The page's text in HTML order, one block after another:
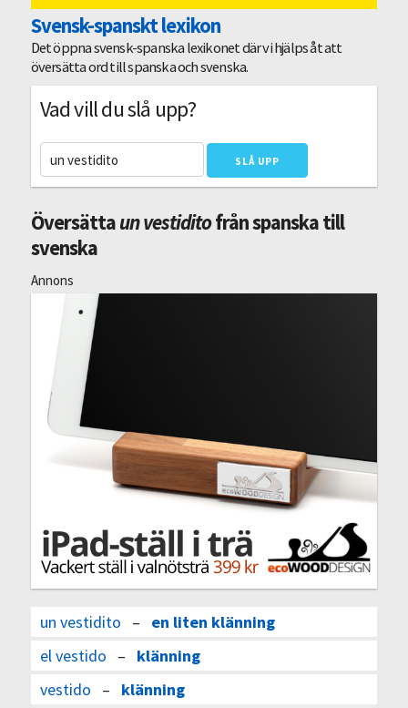
Svensk-spanskt lexikon
Det öppna svensk-spanska lexikonet där vi hjälps åt att
översätta ord till spanska och svenska.
Vad vill du slå upp?
Översättaun vestiditofrån spanska till
svenska
Annons
un vestidito – en liten klänning
el vestido – klänning
vestido – klänning